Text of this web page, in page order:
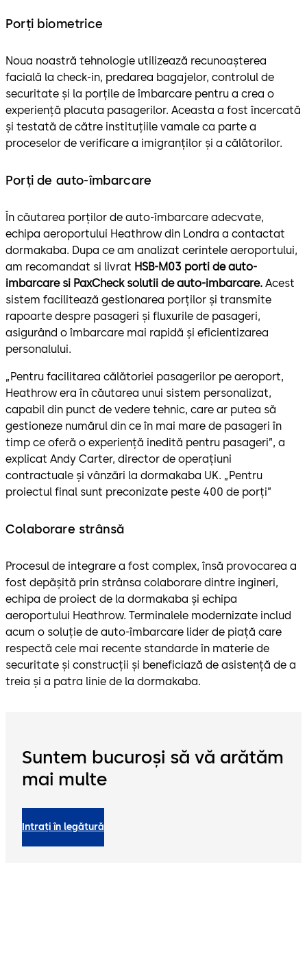
Porți biometrice
Noua noastră tehnologie utilizează recunoașterea
facială la check-in, predarea bagajelor, controlul de
securitate și la porțile de îmbarcare pentru a crea o
experiență placuta pasagerilor. Aceasta a fost încercată
și testată de către instituțiile vamale ca parte a
proceselor de verificare a imigranților și a călătorilor.
Porți de auto-îmbarcare
În căutarea porților de auto-îmbarcare adecvate,
echipa aeroportului Heathrow din Londra a contactat
dormakaba. Dupa ce am analizat cerintele aeroportului,
am recomandat si livrat HSB-M03 porti de auto-
imbarcare si PaxCheck solutii de auto-imbarcare. Acest
sistem facilitează gestionarea porților și transmite
rapoarte despre pasageri și fluxurile de pasageri,
asigurând o îmbarcare mai rapidă și eficientizarea
personalului.
„Pentru facilitarea călătoriei pasagerilor pe aeroport,
Heathrow era în căutarea unui sistem personalizat,
capabil din punct de vedere tehnic, care ar putea să
gestioneze numărul din ce în mai mare de pasageri în
timp ce oferă o experiență inedită pentru pasageri”, a
explicat Andy Carter, director de operațiuni
contractuale și vânzări la dormakaba UK. „Pentru
proiectul final sunt preconizate peste 400 de porți”
Colaborare strânsă
Procesul de integrare a fost complex, însă provocarea a
fost depășită prin strânsa colaborare dintre ingineri,
echipa de proiect de la dormakaba și echipa
aeroportului Heathrow. Terminalele modernizate includ
acum o soluție de auto-îmbarcare lider de piață care
respectă cele mai recente standarde în materie de
securitate și construcții și beneficiază de asistență de a
treia și a patra linie de la dormakaba.
Suntem bucuroși să vă arătăm
mai multe
Intrați în legătură